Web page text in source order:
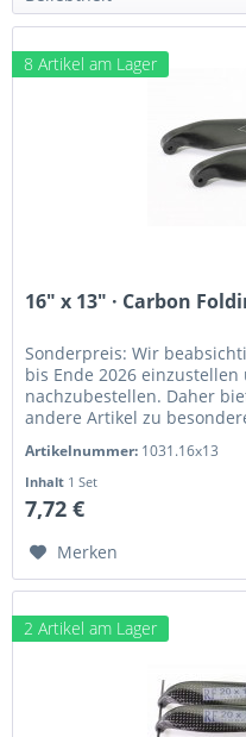
8 Artikel am Lager
16" x 13" · Carbon
Sonderpreis: Wir
bis Ende 2026
nachzubestellen. Daher
andere Artikel zu
Artikelnummer: 1031.16x13
Inhalt 1 Set
7,72 €
Merken
2 Artikel am Lager